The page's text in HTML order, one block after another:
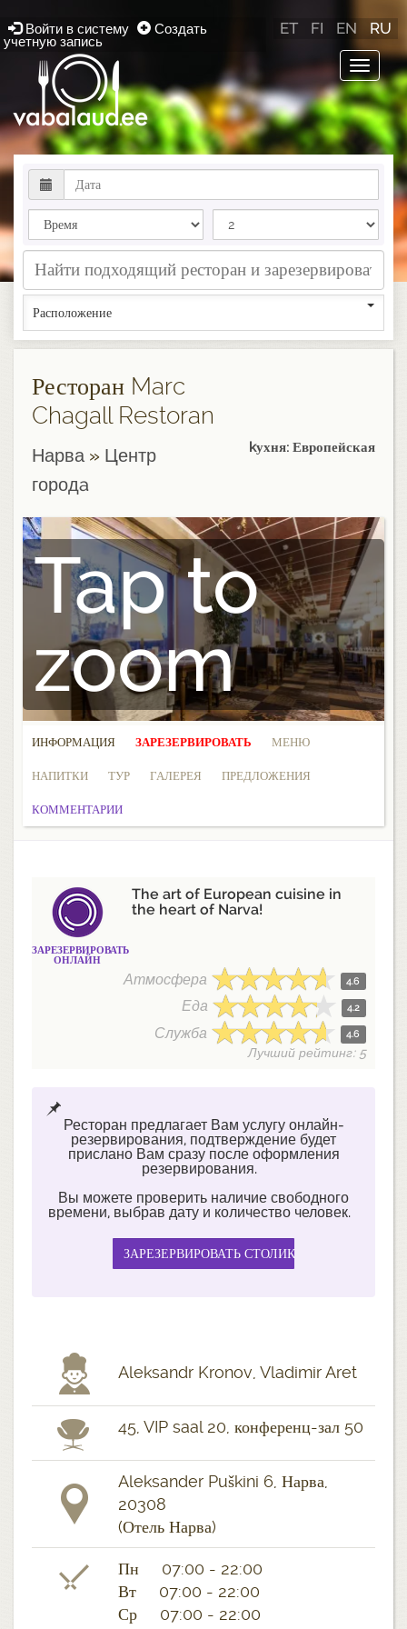
Toggle
Войти в систему
Создать
учетную запись
ET FI EN RU
Расположение
Ресторан Marc
Chagall Restoran
Нарва » Центр
городa
kухня: Европейская
Tap to
zoom
ИНФОРМАЦИЯ ЗАРЕЗЕРВИРОВАТЬ МЕНЮ
НАПИТКИ ТУР ГАЛЕРЕЯ ПРЕДЛОЖЕНИЯ
КОММЕНТАРИИ
ЗАРЕЗЕРВИРОВАТЬ
ОНЛАЙН
The art of European cuisine in
the heart of Narva!
Атмосфера 4.6
Еда 4.2
Служба 4.6
Лучший рейтинг: 5
Ресторан предлагает Вам услугу онлайн-
резервирования, подтверждение будет
прислано Вам сразу после оформления
резервирования.
Вы можете проверить наличие свободного
времени, выбрав дату и количество человек.
Aleksandr Kronov, Vladimir Aret
45, VIP saal 20, конференц-зал 50
Aleksander Puškini 6, Нарва,
20308
(Отель Нарва)
Пн 07:00 - 22:00
Вт 07:00 - 22:00
Ср 07:00 - 22:00